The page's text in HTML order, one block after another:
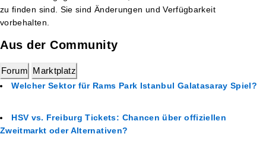
zu finden sind. Sie sind Änderungen und Verfügbarkeit
vorbehalten.
Aus der Community
Forum Marktplatz
Welcher Sektor für Rams Park Istanbul Galatasaray Spiel?
HSV vs. Freiburg Tickets: Chancen über offiziellen
Zweitmarkt oder Alternativen?